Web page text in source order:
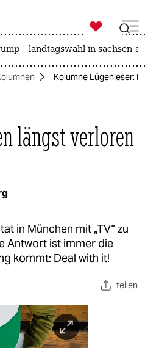
ich

taz zahl ich
landtagswahl in sachsen-
Kolumne Lügenleser:
längst verloren
in München mit „TV“ zu
Antwort ist immer die
kommt: Deal with it!
teilen